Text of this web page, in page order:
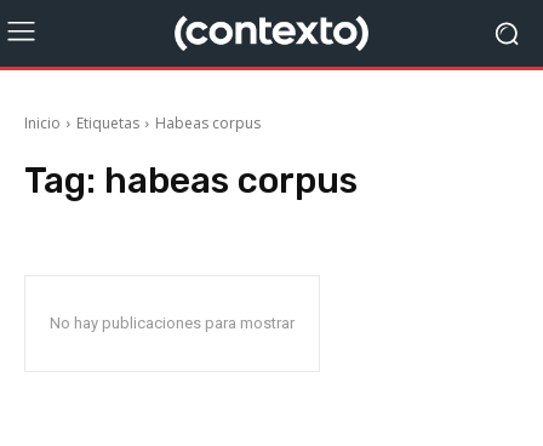
Inicio Etiquetas Habeas corpus
Tag: habeas corpus
No hay publicaciones para mostrar